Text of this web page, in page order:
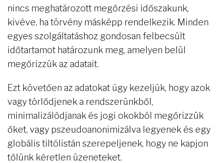
nincs meghatározott megőrzési időszakunk,
kivéve, ha törvény másképp rendelkezik. Minden
egyes szolgáltatáshoz gondosan felbecsült
időtartamot határozunk meg, amelyen belül
megőrizzük az adatait.
Ezt követően az adatokat úgy kezeljük, hogy azok
vagy törlődjenek a rendszerünkből,
minimalizálódjanak és jogi okokból megőrizzük
őket, vagy pszeudoanonimizálva legyenek és egy
globális tiltólistán szerepeljenek, hogy ne kapjon
tőlünk kéretlen üzeneteket.